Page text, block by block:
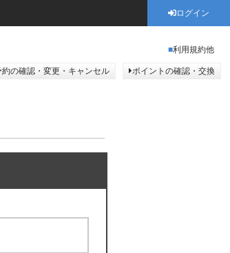
ログイン
利用規約他
約の確認・変更・キャンセル ポイントの確認・交換